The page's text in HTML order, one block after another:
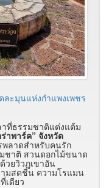
ละมุนแห่งกำแพงเพชร
ที่ธรรมชาติแต่งแต้ม
าพาร์ค” จังหวัด
พลาดสำหรับคนรัก
ชาติ สวนดอกไม้ขนาด
วยวิวภูเขาอัน
ามสดชื่น ความโรแมน
เดียว